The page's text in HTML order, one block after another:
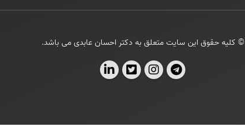
© کلیه حقوق این سایت متعلق به دکتر احسان عابدی می باشد.